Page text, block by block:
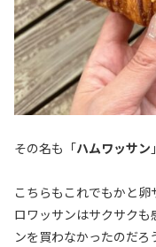
その名も「ハムワッサン
こちらもこれでもかと
ロワッサンはサクサク
ンを買わなかったのだろ